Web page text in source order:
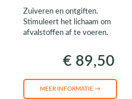
Zuiveren en ontgiften.
Stimuleert het lichaam om
afvalstoffen af te voeren.
€ 89,50
MEER INFORMATIE →